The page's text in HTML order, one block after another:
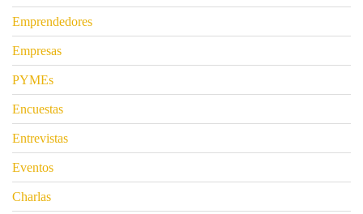
Emprendedores
Empresas
PYMEs
Encuestas
Entrevistas
Eventos
Charlas